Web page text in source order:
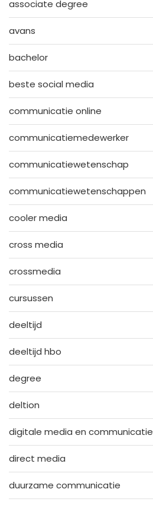
associate degree
avans
bachelor
beste social media
communicatie online
communicatiemedewerker
communicatiewetenschap
communicatiewetenschappen
cooler media
cross media
crossmedia
cursussen
deeltijd
deeltijd hbo
degree
deltion
digitale media en communicatie
direct media
duurzame communicatie